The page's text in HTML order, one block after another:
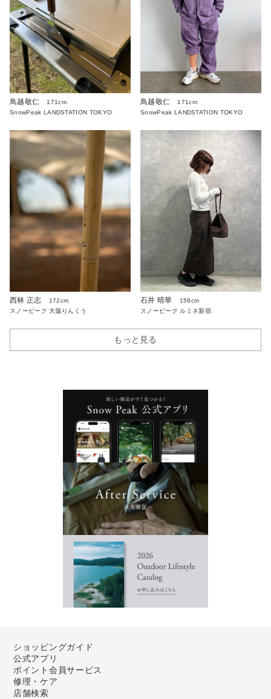
鳥越敬仁
171cm
SnowPeak LANDSTATION TOKYO
鳥越敬仁
171cm
SnowPeak LANDSTATION TOKYO
西林 正志
172cm
スノーピーク 大阪りんくう
石井 晴華
159cm
スノーピーク ルミネ新宿
もっと見る
ショッピングガイド
公式アプリ
ポイント会員サービス
修理・ケア
店舗検索